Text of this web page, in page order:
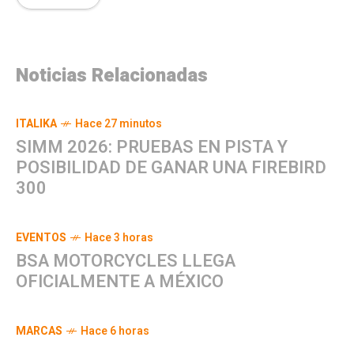
Noticias Relacionadas
ITALIKA Hace 27 minutos
SIMM 2026: PRUEBAS EN PISTA Y
POSIBILIDAD DE GANAR UNA FIREBIRD
300
EVENTOS Hace 3 horas
BSA MOTORCYCLES LLEGA
OFICIALMENTE A MÉXICO
MARCAS Hace 6 horas